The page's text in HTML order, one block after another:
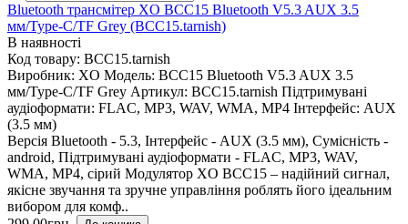
Bluetooth трансмітер XO BCC15 Bluetooth V5.3 AUX 3.5
мм/Type-C/TF Grey (BCC15.tarnish)
В наявності
Код товару: BCC15.tarnish
Виробник: XO Модель: BCC15 Bluetooth V5.3 AUX 3.5
мм/Type-C/TF Grey Артикул: BCC15.tarnish Підтримувані
аудіоформати: FLAC, MP3, WAV, WMA, MP4 Інтерфейс: AUX
(3.5 мм)
Версія Bluetooth - 5.3, Інтерфейс - AUX (3.5 мм), Сумісність -
android, Підтримувані аудіоформати - FLAC, MP3, WAV,
WMA, MP4, сірий Модулятор XO BCC15 – надійний сигнал,
якісне звучання та зручне управління роблять його ідеальним
вибором для комф..